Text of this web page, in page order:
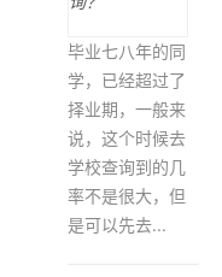
毕业七八年的同
学，已经超过了
择业期，一般来
说，这个时候去
学校查询到的几
率不是很大，但
是可以先去...